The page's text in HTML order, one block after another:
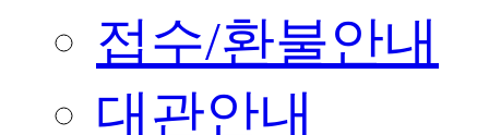
접수/환불안내
대관안내